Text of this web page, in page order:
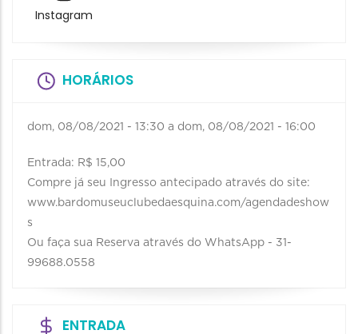
Instagram
HORÁRIOS
dom, 08/08/2021 - 13:30 a dom, 08/08/2021 - 16:00
Entrada: R$ 15,00
Compre já seu Ingresso antecipado através do site:
www.bardomuseuclubedaesquina.com/agendadeshow
s
Ou faça sua Reserva através do WhatsApp - 31-
99688.0558
ENTRADA